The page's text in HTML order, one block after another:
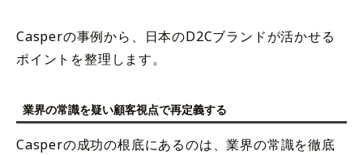
Casperの事例から、日本のD2Cブランドが活かせる
ポイントを整理します。
業界の常識を疑い顧客視点で再定義する
Casperの成功の根底にあるのは、業界の常識を徹底